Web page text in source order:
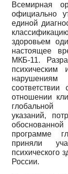
Всемирная
официально
единой
здоровьем
настоящее
МКБ-11.
психическим
нарушениям
отношении
глобальной
указаний,
программе
приняли
психического
России.